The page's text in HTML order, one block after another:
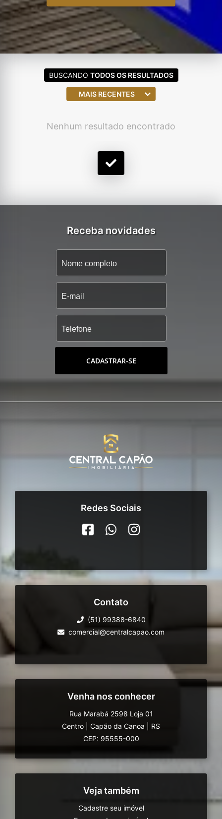
BUSCANDO TODOS OS RESULTADOS
MAIS RECENTES
Nenhum resultado encontrado
Receba novidades
CADASTRAR-SE
Redes Sociais
Contato
(51) 99388-6840
comercial@centralcapao.com
Venha nos conhecer
Rua Marabá 2598 Loja 01
Centro
Capão da Canoa
RS
CEP: 95555-000
Veja também
Cadastre seu imóvel